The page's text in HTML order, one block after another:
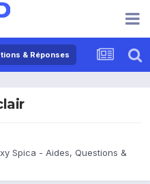
& Réponses
Spica - Aides, Questions &